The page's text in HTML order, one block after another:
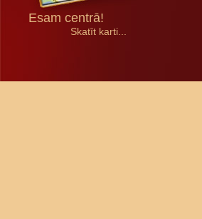
Esam centrā!
Skatīt karti...